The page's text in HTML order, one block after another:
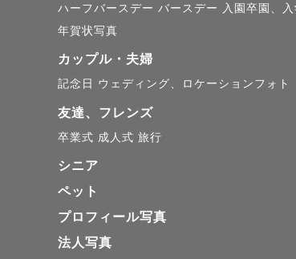
ハーフバースデー バースデー
入園卒園、
年賀状写真
カップル・夫婦
記念日 ウェディング、ロケーションフォト
友達、フレンズ
卒業式 成人式 旅行
シニア
ペット
プロフィール写真
法人写真